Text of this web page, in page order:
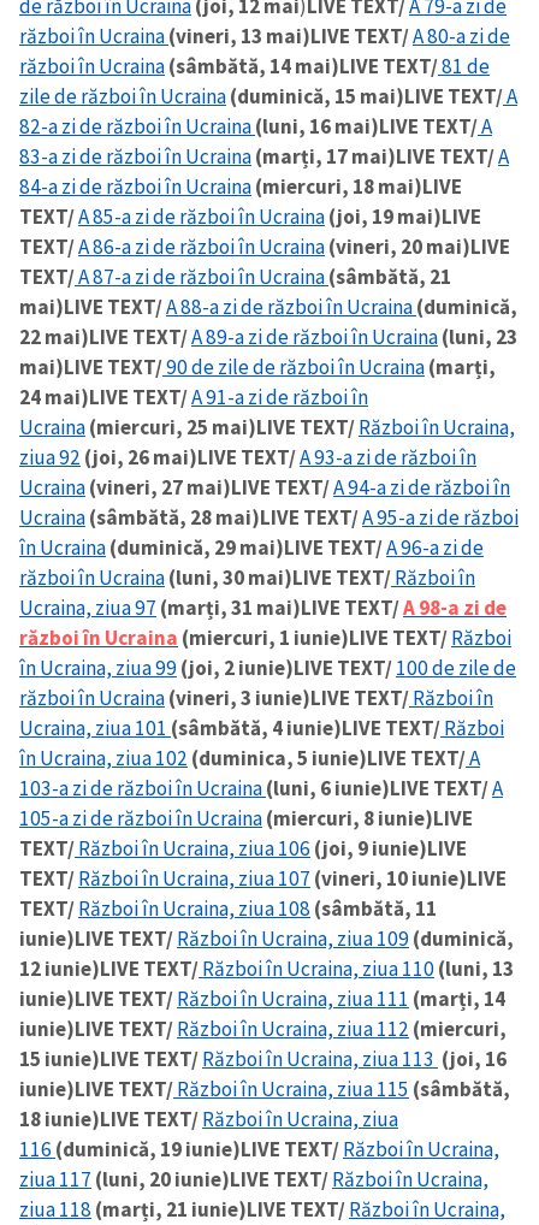
de război în Ucraina(joi, 12 mai) LIVE TEXT/A 79-a zi de
război în Ucraina(vineri, 13 mai)LIVE TEXT/A 80-a zi de
război în Ucraina(sâmbătă, 14 mai)LIVE TEXT/81 de
zile de război în Ucraina(duminică, 15 mai)LIVE TEXT/A
82-a zi de război în Ucraina(luni, 16 mai)LIVE TEXT/A
83-a zi de război în Ucraina(marți, 17 mai)LIVE TEXT/A
84-a zi de război în Ucraina(miercuri, 18 mai)LIVE
TEXT/A 85-a zi de război în Ucraina(joi, 19 mai)LIVE
TEXT/A 86-a zi de război în Ucraina(vineri, 20 mai)LIVE
TEXT/A 87-a zi de război în Ucraina(sâmbătă, 21
mai)LIVE TEXT/A 88-a zi de război în Ucraina(duminică,
22 mai)LIVE TEXT/A 89-a zi de război în Ucraina(luni, 23
mai)LIVE TEXT/90 de zile de război în Ucraina(marți,
24 mai)LIVE TEXT/A 91-a zi de război în
Ucraina(miercuri, 25 mai)LIVE TEXT/Război în Ucraina,
ziua 92 (joi, 26 mai)LIVE TEXT/A 93-a zi de război în
Ucraina(vineri, 27 mai)LIVE TEXT/A 94-a zi de război în
Ucraina(sâmbătă, 28 mai)LIVE TEXT/A 95-a zi de război
în Ucraina(duminică, 29 mai)LIVE TEXT/A 96-a zi de
război în Ucraina(luni, 30 mai)LIVE TEXT/Război în
Ucraina, ziua 97 (marți, 31 mai)LIVE TEXT/A 98-a zi de
război în Ucraina (miercuri, 1 iunie)LIVE TEXT/Război
în Ucraina, ziua 99(joi, 2 iunie)LIVE TEXT/100 de zile de
război în Ucraina(vineri, 3 iunie)LIVE TEXT/Război în
Ucraina, ziua 101 (sâmbătă, 4 iunie)LIVE TEXT/Război
în Ucraina, ziua 102 (duminica, 5 iunie)LIVE TEXT/A
103-a zi de război în Ucraina(luni, 6 iunie)LIVE TEXT/A
105-a zi de război în Ucraina(miercuri, 8 iunie)LIVE
TEXT/Război în Ucraina, ziua 106 (joi, 9 iunie)LIVE
TEXT/Război în Ucraina, ziua 107 (vineri, 10 iunie)LIVE
TEXT/Război în Ucraina, ziua 108 (sâmbătă, 11
iunie)LIVE TEXT/Război în Ucraina, ziua 109(duminică,
12 iunie)LIVE TEXT/Război în Ucraina, ziua 110(luni, 13
iunie)LIVE TEXT/Război în Ucraina, ziua 111 (marți, 14
iunie)LIVE TEXT/Război în Ucraina, ziua 112 (miercuri,
15 iunie)LIVE TEXT/Război în Ucraina, ziua 113 (joi, 16
iunie)LIVE TEXT/Război în Ucraina, ziua 115 (sâmbătă,
18 iunie)LIVE TEXT/Război în Ucraina, ziua
116 (duminică, 19 iunie)LIVE TEXT/Război în Ucraina,
ziua 117 (luni, 20 iunie)LIVE TEXT/Război în Ucraina,
ziua 118 (marți, 21 iunie)LIVE TEXT/Război în Ucraina,